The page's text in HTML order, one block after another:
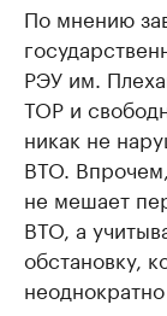
По мнению
РЭУ им.
ТОР и
никак не
ВТО.
не мешает
ВТО, а
обстановку,